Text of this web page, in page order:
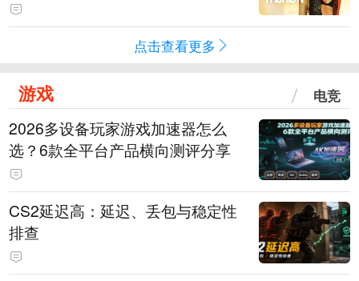
点击查看更多
游戏 电竞
2026多设备玩家游戏加速器怎么
选？6款全平台产品横向测评分享
CS2延迟高：延迟、丢包与稳定性
排查